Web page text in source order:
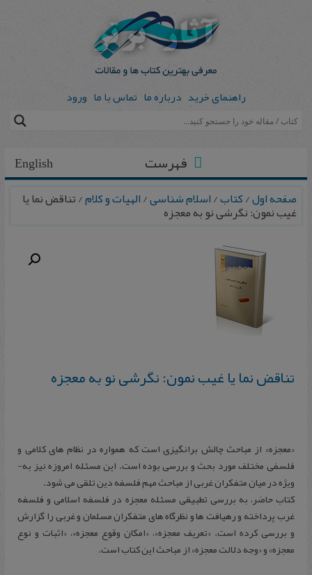
راهنمای خرید درباره ما تماس با ما ورود
English فهرست
صفحه اول/کتاب/اسلام شناسی/الهیات و کلام/ تناقض نما یا
غیب نمون: نگرشی نو به معجزه
تناقض نما یا غیب نمون: نگرشی نو به معجزه
«معجزه» از مباحث چالش­ برانگیزی است که همواره در نظام­ های کلامی و
فلسفی مختلف مورد بحث و بررسی بوده است. این مسئله امروزه نیز به­
ویژه در میان متفکران غربی از مباحث مهم فلسفه دین تلقی می­ شود.
کتاب حاضر، به بررسی تطبیقی مسئله معجزه در فلسفه اسلامی و فلسفه
غرب پرداخته و رهیافت­ ها و نظرگاه­ های متفکران مسلمان و غربی را گزارش
و بررسی کرده است. «تعریف معجزه»، «امکان وقوع معجزه»، «اثبات و نوع
معجزه» و «وجه دلالت معجزه» از مباحث این کتاب است.